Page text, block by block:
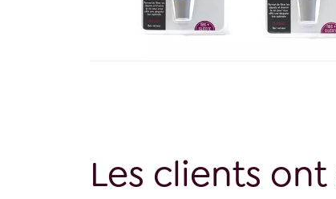
Les clients ont